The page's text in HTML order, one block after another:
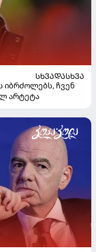
ᲡᲮᲕᲐᲓᲐᲡᲮᲕᲐ
იბრძოლებს, ჩვენ
არტეტა